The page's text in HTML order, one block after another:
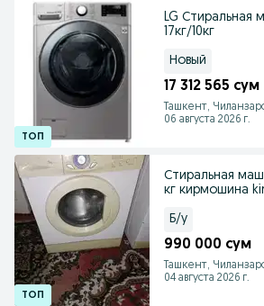
LG Стиральная
17кг/10кг
Новый
17 312 565 сум
Ташкент,
06 августа 2026 г.
Стиральная
кг кирмошина
Б/у
990 000 сум
Ташкент,
04 августа 2026 г.